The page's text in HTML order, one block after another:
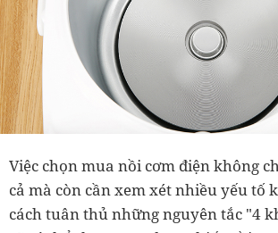
Việc chọn mua nồi cơm điện không
cả mà còn cần xem xét nhiều yếu tố
cách tuân thủ những nguyên tắc "4